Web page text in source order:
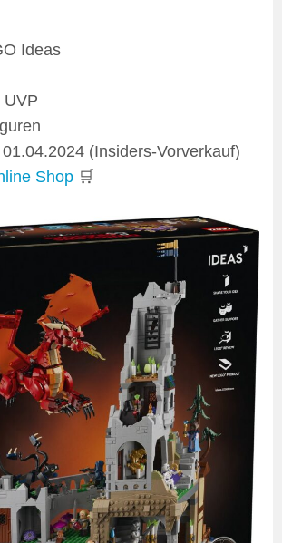
Ideas
UVP
(Insiders-Vorverkauf)
Shop 🛒